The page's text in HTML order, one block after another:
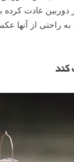
عادت کرده
راحتی از آنها
کند